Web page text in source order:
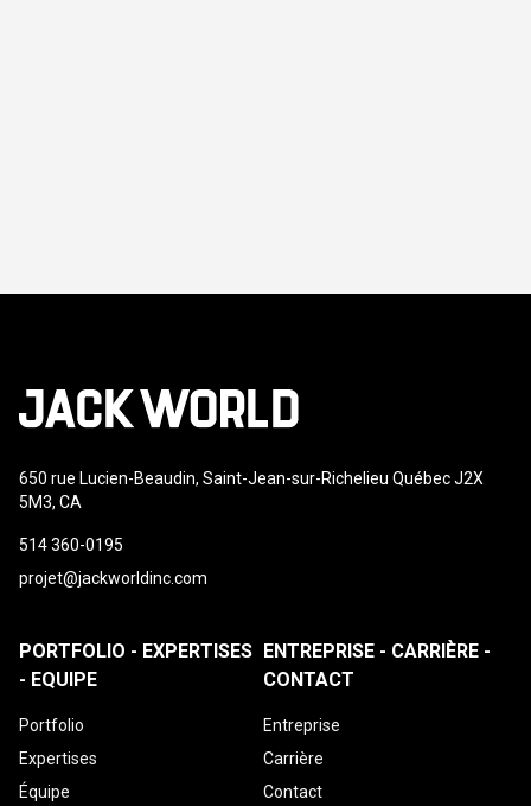
650 rue Lucien-Beaudin, Saint-Jean-sur-Richelieu Québec J2X
5M3, CA
514 360-0195
projet@jackworldinc.com
PORTFOLIO - EXPERTISES
- EQUIPE
Portfolio
Expertises
Équipe
ENTREPRISE - CARRIÈRE -
CONTACT
Entreprise
Carrière
Contact